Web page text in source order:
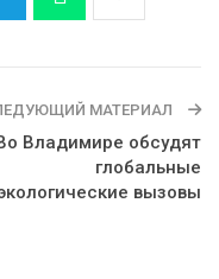
МАТЕРИАЛ
Владимире обсудят
глобальные
вызовы